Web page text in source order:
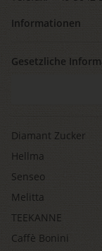
Informationen
Gesetzliche
Diamant Zucker
Hellma
Senseo
Melitta
TEEKANNE
Caffè Bonini